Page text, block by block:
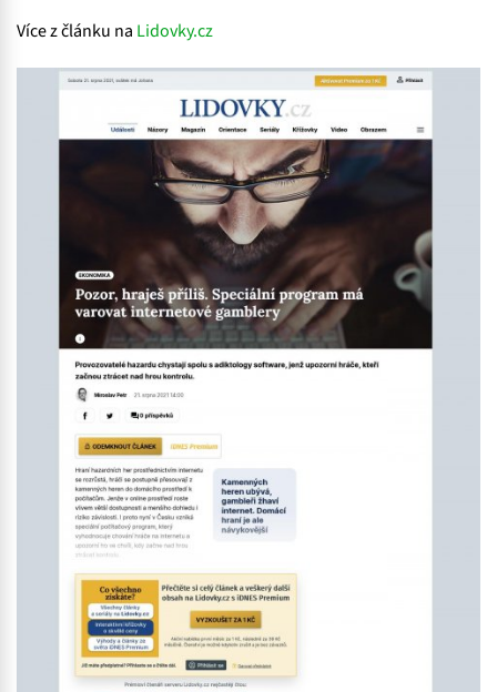
Více z článku na Lidovky.cz